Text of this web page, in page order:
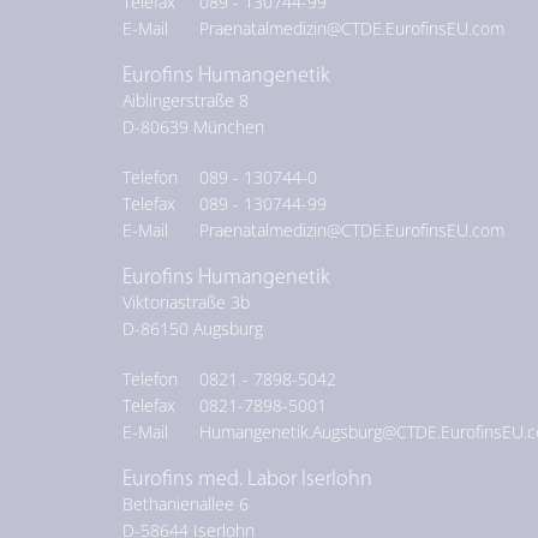
E-Mail
Praenatalmedizin@CTDE.EurofinsEU.com
Eurofins Humangenetik
Aiblingerstraße 8
D-80639 München
Telefon
089 - 130744-0
Telefax
089 - 130744-99
E-Mail
Praenatalmedizin@CTDE.EurofinsEU.com
Eurofins Humangenetik
Viktoriastraße 3b
D-86150 Augsburg
Telefon
0821 - 7898-5042
Telefax
0821-7898-5001
E-Mail
Eurofins med. Labor Iserlohn
Bethanienallee 6
D-58644 Iserlohn